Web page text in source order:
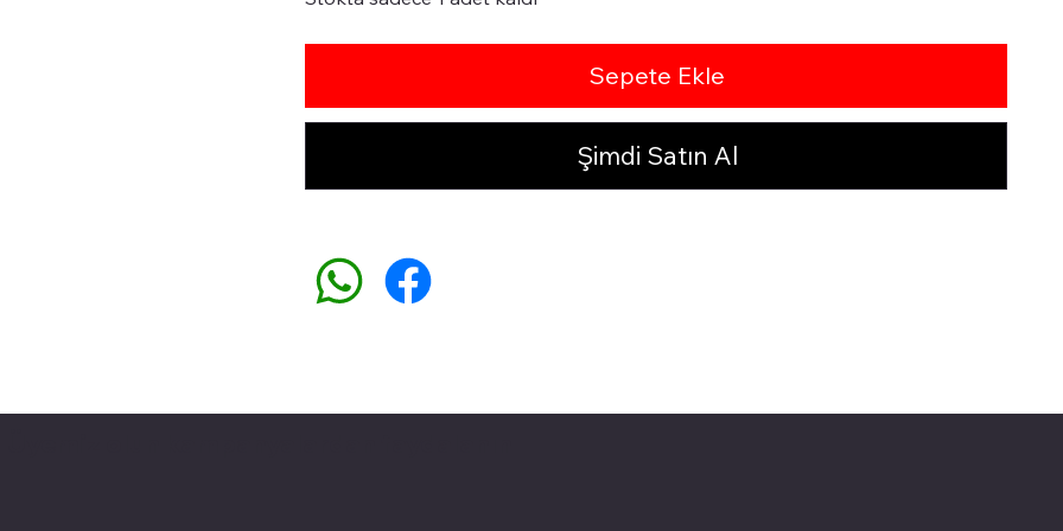
Sepete Ekle
Şimdi Satın Al